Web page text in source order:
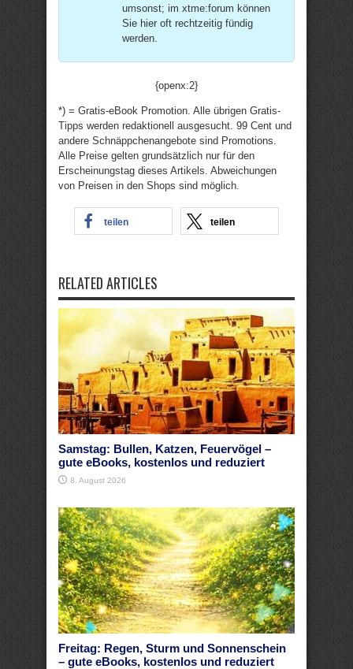
umsonst; im xtme:forum können
Sie hier oft rechtzeitig fündig
werden.
{openx:2}
*) = Gratis-eBook Promotion. Alle übrigen Gratis-
Tipps werden redaktionell ausgesucht. 99 Cent und
andere Schnäppchenangebote sind Promotions.
Alle Preise gelten grundsätzlich nur für den
Erscheinungstag dieses Artikels. Abweichungen
von Preisen in den Shops sind möglich.
teilen teilen
RELATED ARTICLES
Samstag: Bullen, Katzen, Feuervögel –
gute eBooks, kostenlos und reduziert
8. August 2026
Freitag: Regen, Sturm und Sonnenschein
– gute eBooks, kostenlos und reduziert